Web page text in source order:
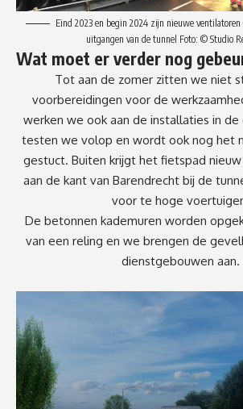
Eind 2023 en begin 2024 zijn nieuwe
uitgangen van de tunnel Foto: © Studio
Wat moet er verder nog
Tot aan de zomer zitten we niet
voorbereidingen voor de
werken we ook aan de installaties in
testen we volop en wordt ook nog het
gestuct. Buiten krijgt het fietspad
aan de kant van Barendrecht bij de
voor te hoge
De betonnen kademuren worden
van een reling en we brengen de
dienstgebouwen aan.